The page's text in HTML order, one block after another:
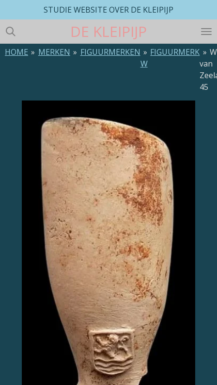
direct
naar
de
hoofdinhoud
DE KLEIPIJP
STUDIE WEBSITE OVER DE KLEIPIJP
HOME » MERKEN » FIGUURMERKEN » FIGUURMERK
W
»
van
45